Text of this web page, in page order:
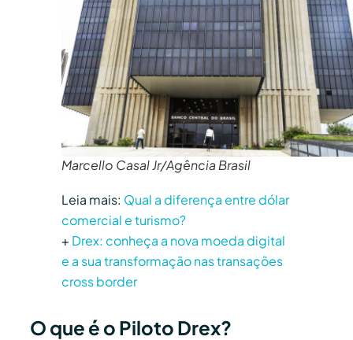
Marcello Casal Jr/Agência Brasil
Leia mais: Qual a diferença entre dólar
comercial e turismo?
+ Drex: conheça a nova moeda digital
e a sua transformação nas transações
cross border
O que é o Piloto Drex?